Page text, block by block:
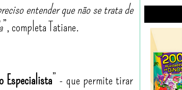
entender que não se trata de
”, completa Tatiane.
Especialista ” - que permite tirar